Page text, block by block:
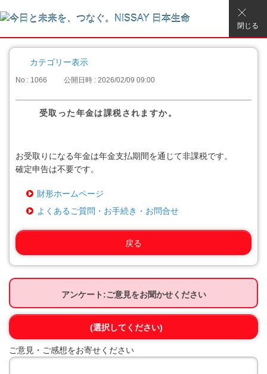
閉じる
カテゴリー表示
No : 1066 公開日時 : 2026/02/09 09:00
受取った年金は課税されますか。
お受取りになる年金は年金支払期間を通じて非課税です。
確定申告は不要です。
財形ホームページ
よくあるご質問・お手続き・お問合せ
戻る
アンケート:ご意見をお聞かせください
(選択してください)
ご意見・ご感想をお寄せください